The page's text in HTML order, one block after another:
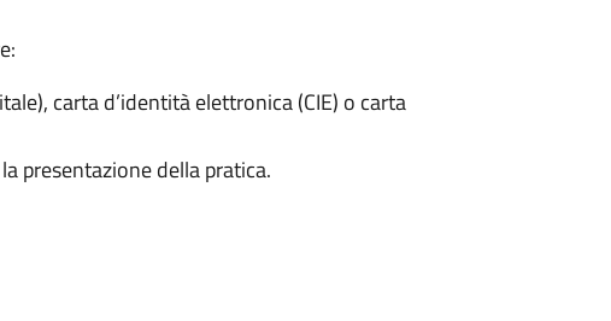
carta d’identità elettronica (CIE) o carta
presentazione della pratica.